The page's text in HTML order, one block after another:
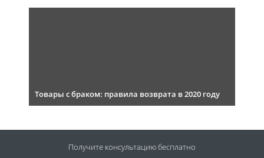
Товары с браком: правила возврата в 2020 году
Получите консультациюбесплатно